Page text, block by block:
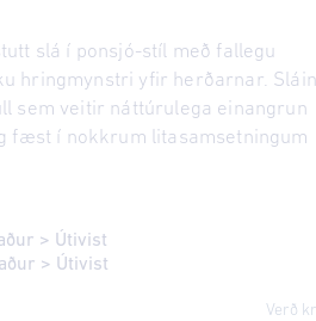
slá í ponsjó-stíl með fallegu
hringmynstri yfir herðarnar. Sláin
sem veitir náttúrulega einangrun
fæst í nokkrum litasamsetningum
> Útivist
> Útivist
Verð